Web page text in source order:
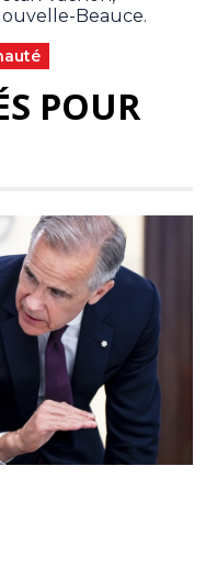
Beauce.
POUR